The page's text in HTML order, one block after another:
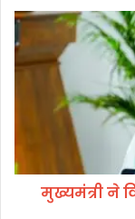
मु
ख्य
वि
मुख्यमंत्री ने